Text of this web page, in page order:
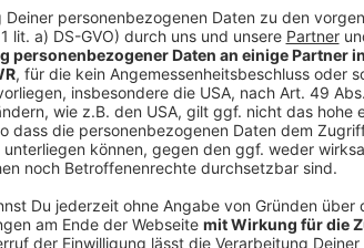
Neutralität. Inoffiziell gehts wohl eher
Veranstalter verärgern und so das Geschäft
Anzeige
Lewis Hamilton will sich weiterhin
Anzeige